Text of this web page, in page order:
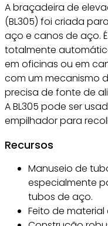
A braçadeira de
(BL305) foi criada
aço e canos de aço.
totalmente
em oficinas ou em
com um mecanismo
precisa de fonte de
A BL305 pode ser
empilhador para
Recursos
Manuseio de
especialmente
tubos de aço.
Feito de